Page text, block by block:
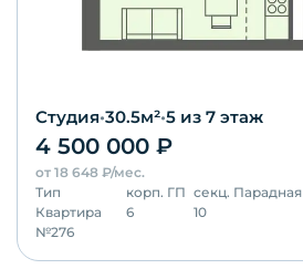
Студия•30.5м²•5 из 7 этаж
4 500 000 ₽
от 18 648 ₽/мес.
Тип
Квартира
корп. ГП
6
секц. Парадная
10
№276